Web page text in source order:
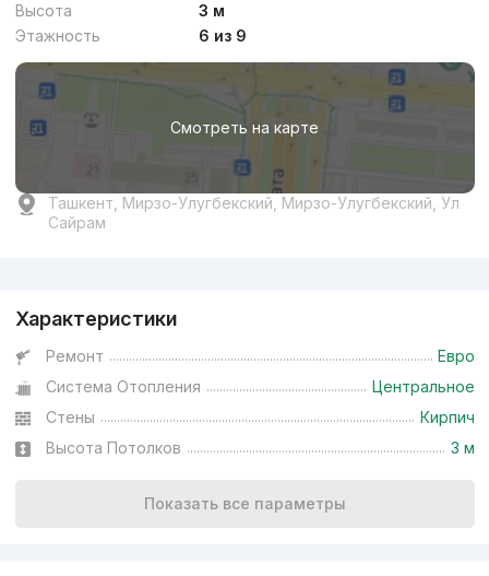
Высота
3 м
Этажность
6 из 9
Смотреть на карте
Ташкент, Мирзо-Улугбекский, Мирзо-Улугбекский, Ул
Сайрам
Характеристики
Ремонт
Евро
Система Отопления
Центральное
Стены
Кирпич
Высота Потолков
3 м
Показать все параметры